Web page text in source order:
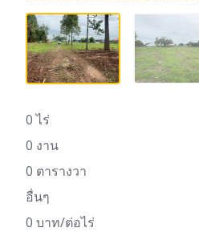
0 ไร่
0 งาน
0 ตารางวา
อื่นๆ
0 บาท/ต่อไร่